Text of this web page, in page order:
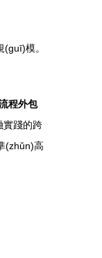
模。
程外包
實踐的跨
(zhǔn)高